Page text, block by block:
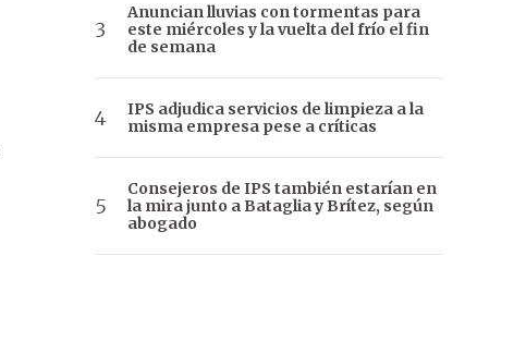
Anuncian lluvias con tormentas para
este miércoles y la vuelta del frío el fin
de semana
IPS adjudica servicios de limpieza a la
misma empresa pese a críticas
Consejeros de IPS también estarían en
la mira junto a Bataglia y Brítez, según
abogado